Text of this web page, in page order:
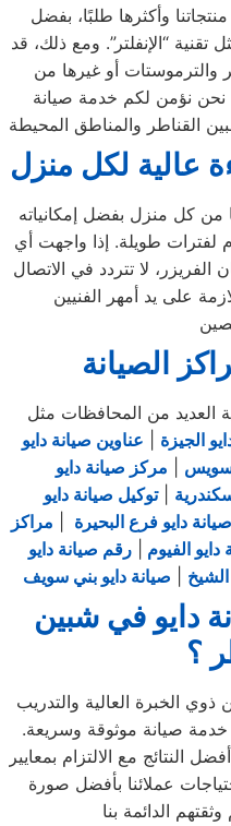
وأكثرها طلبًا، بفضل
تقنية “الإنفلتر”. ومع ذلك، قد
والترموستات أو غيرها من
نحن نؤمن لكم خدمة صيانة
عالية لكل منزل
من كل منزل بفضل إمكانياته
لفترات طويلة. إذا واجهت أي
لا تتردد في الاتصال
على يد أمهر الفنيين
الصيانة
العديد من المحافظات مثل
الجيزة
عناوين صيانة دايو
مركز صيانة دايو
|توكيل صيانة دايو
صيانة دايو فرع البحيرة
مراكز
الفيوم
رقم صيانة دايو
صيانة دايو بني سويف
دايو في شبين
؟
ذوي الخبرة العالية والتدريب
صيانة موثوقة وسريعة.
النتائج مع الالتزام بمعايير
عملائنا بأفضل صورة